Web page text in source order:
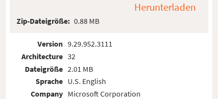
Herunterladen
Zip-Dateigröße: 0.88 MB
Version
Architecture
Dateigröße
Sprache
Company
9.29.952.3111
32
2.01 MB
U.S. English
Microsoft Corporation